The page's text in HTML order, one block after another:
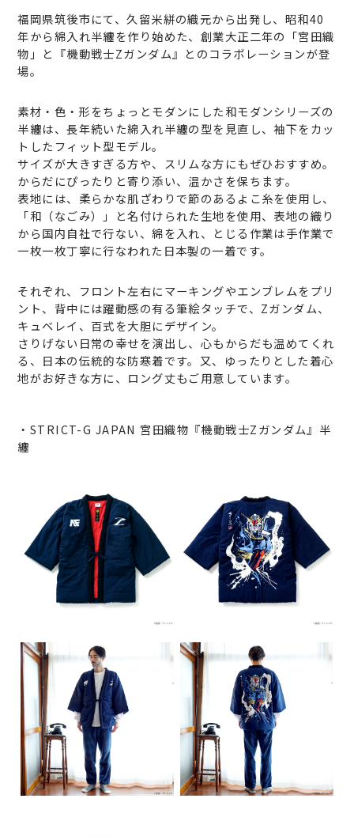
福岡県筑後市にて、久留米絣の織元から出発し、昭和40
年から綿入れ半纏を作り始めた、創業大正二年の「宮田織
物」と『機動戦士Zガンダム』とのコラボレーションが登
場。
素材・色・形をちょっとモダンにした和モダンシリーズの
半纏は、長年続いた綿入れ半纏の型を見直し、袖下をカッ
トしたフィット型モデル。
サイズが大きすぎる方や、スリムな方にもぜひおすすめ。
からだにぴったりと寄り添い、温かさを保ちます。
表地には、柔らかな肌ざわりで節のあるよこ糸を使用し、
「和（なごみ）」と名付けられた生地を使用、表地の織り
から国内自社で行ない、綿を入れ、とじる作業は手作業で
一枚一枚丁寧に行なわれた日本製の一着です。
それぞれ、フロント左右にマーキングやエンブレムをプリ
ント、背中には躍動感の有る筆絵タッチで、Zガンダム、
キュベレイ、百式を大胆にデザイン。
さりげない日常の幸せを演出し、心もからだも温めてくれ
る、日本の伝統的な防寒着です。又、ゆったりとした着心
地がお好きな方に、ロング丈もご用意しています。
・STRICT-G JAPAN 宮田織物『機動戦士Zガンダム』半
纏